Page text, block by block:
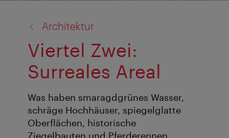
Architektur
Viertel Zwei:
Surreales Areal
Was haben smaragdgrünes Wasser,
schräge Hochhäuser, spiegelglatte
Oberflächen, historische
Ziegelbauten und Pferderennen